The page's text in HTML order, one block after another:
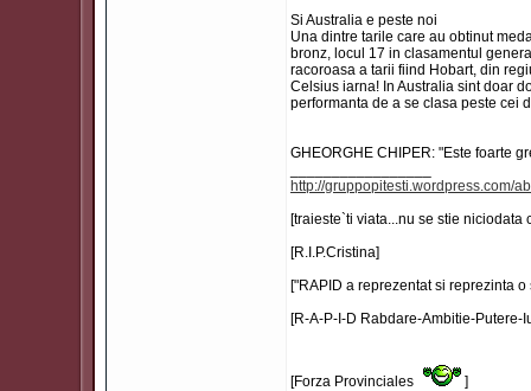
Si Australia e peste noi
Una dintre tarile care au obtinut
bronz, locul 17 in clasamentul
racoroasa a tarii fiind Hobart, din
Celsius iarna! In Australia sint doar
performanta de a se clasa peste cei
GHEORGHE CHIPER: "Este foarte
http://gruppopitesti.wordpress.com/
[traieste`ti viata...nu se stie niciodata
[R.I.P.Cristina]
["RAPID a reprezentat si reprezinta
[R-A-P-I-D Rabdare-Ambitie-Putere-
[Forza Provinciales ]